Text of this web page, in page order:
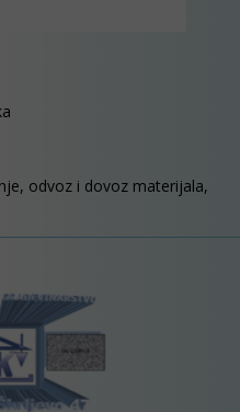
odvoz i dovoz materijala,